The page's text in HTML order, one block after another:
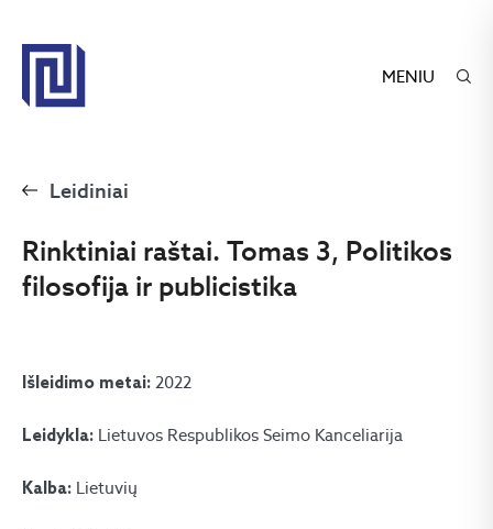
MENIU
Leidiniai
Rinktiniai raštai. Tomas 3, Politikos
filosofija ir publicistika
Išleidimo metai: 2022
Leidykla: Lietuvos Respublikos Seimo Kanceliarija
Kalba: Lietuvių